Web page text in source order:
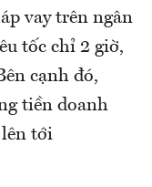
vay trên ngân
tốc chỉ 2 giờ,
cạnh đó,
tiền doanh
tới